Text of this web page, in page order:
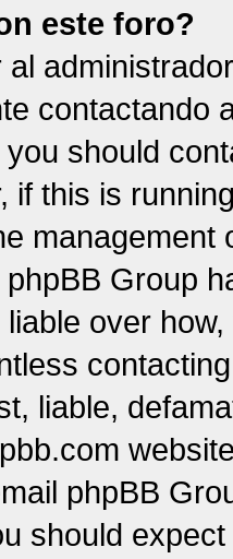
este foro?
contactando
should
if this is
management
Group
over
liable,
phpBB
should